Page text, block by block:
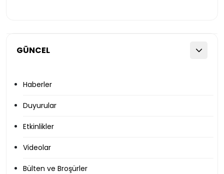
GÜNCEL
Haberler
Duyurular
Etkinlikler
Videolar
Bülten ve Broşürler